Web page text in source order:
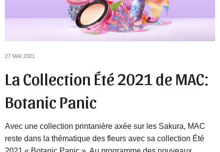
27 MAI 2021
La Collection Été 2021 de MAC:
Botanic Panic
Avec une collection printanière axée sur les Sakura, MAC
reste dans la thématique des fleurs avec sa collection Été